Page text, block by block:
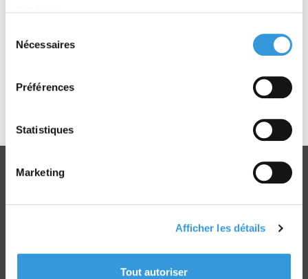
Nécessaires
Préférences
Statistiques
Marketing
Afficher les détails
Tout autoriser
- 1 exemplaire de
Consulter l'ouvrage